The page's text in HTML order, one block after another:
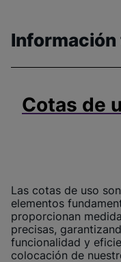
Cotas de
Las cotas de uso son
elementos
proporcionan
precisas,
funcionalidad y
colocación de